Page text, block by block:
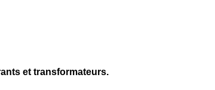
et transformateurs.